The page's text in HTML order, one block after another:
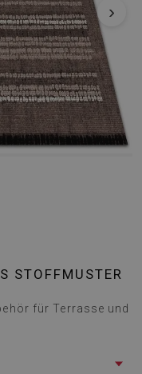
›
STOFFMUSTER
für Terrasse und